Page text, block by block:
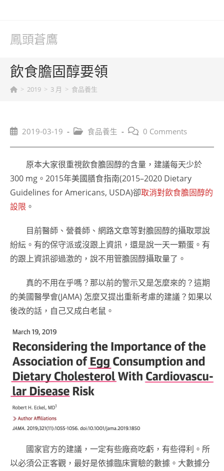
鳳頭蒼鷹
飲食膽固醇要領
> 2019 > 3 月 > 食品養生
Post2019-03-19
Post 食品養生
Post 0 Comments
原本大家很重視飲食膽固醇的含量，建議每天少於
300 mg。2015年美國膳食指南(2015–2020 Dietary
Guidelines for Americans, USDA)卻取消對飲食膽固醇的
設限 。
目前醫師、營養師、網路文章等對膽固醇的攝取眾說
紛紜。有的保守派或沒跟上資訊，還是說一天一顆蛋。有
的跟上資訊卻過激的，說不用管膽固醇攝取量了。
真的不用在乎嗎？那以前的警示又是怎麼來的？這期
的美國醫學會(JAMA) 怎麼又提出重新考慮的建議？如果以
後改的話，自己又成白老鼠。
國家官方的建議，一定有些廠商吃虧，有些得利。所
以必須公正客觀，最好是依據臨床實驗的數據。大數據分